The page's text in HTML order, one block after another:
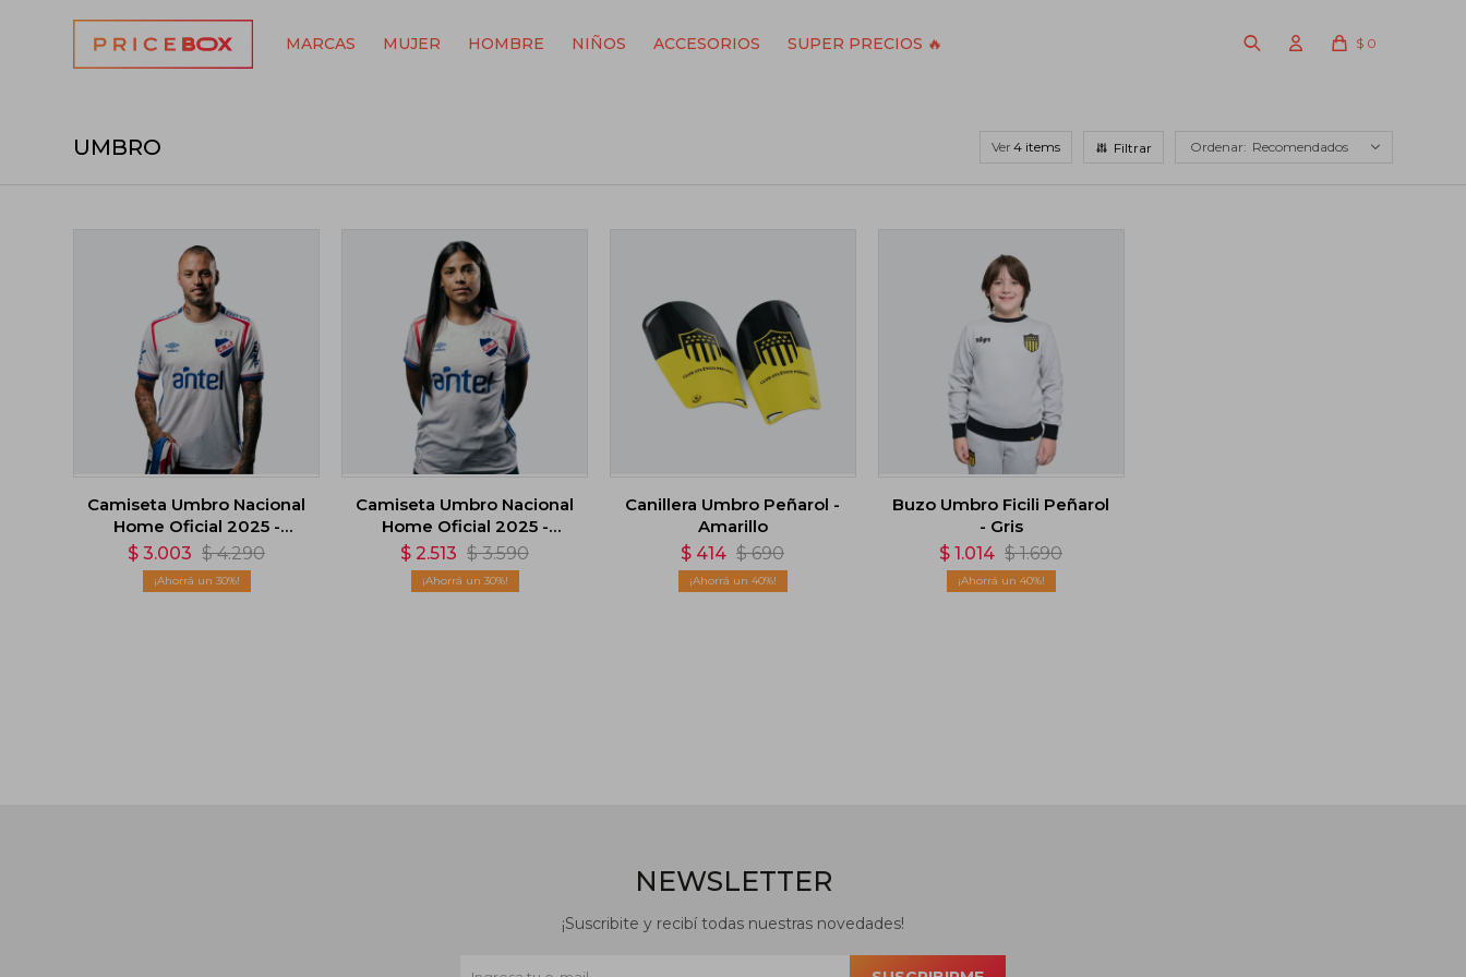
MARCAS MUJER HOMBRE NIÑOS ACCESORIOS SUPER PRECIOS 🔥 $ 0
UMBRO Ver Recomendados
Camiseta Umbro Nacional
Home Oficial 2025 -
Blanco
$ 3.003 $ 4.290
30
Camiseta Umbro Nacional
Home Oficial 2025 -
Blanco
$ 2.513 $ 3.590
30
Canillera Umbro Peñarol -
Amarillo
$ 414 $ 690
40
Buzo Umbro Ficili Peñarol
- Gris
$ 1.014 $ 1.690
40
NEWSLETTER
¡Suscribite y recibí todas nuestras novedades!